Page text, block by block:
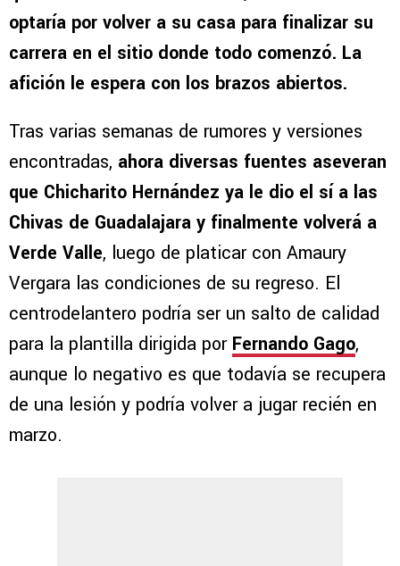
optaría por volver a su casa para finalizar su
carrera en el sitio donde todo comenzó. La
afición le espera con los brazos abiertos.
Tras varias semanas de rumores y versiones
encontradas, ahora diversas fuentes aseveran
que Chicharito Hernández ya le dio el sí a las
Chivas de Guadalajara y finalmente volverá a
Verde Valle, luego de platicar con Amaury
Vergara las condiciones de su regreso. El
centrodelantero podría ser un salto de calidad
para la plantilla dirigida por Fernando Gago,
aunque lo negativo es que todavía se recupera
de una lesión y podría volver a jugar recién en
marzo.